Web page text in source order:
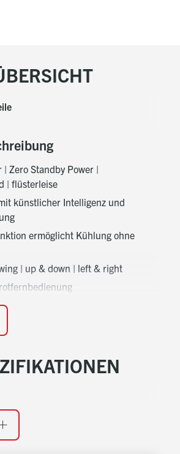
| Zero Standby Power |
| flüsterleise
künstlicher Intelligenz und
ermöglicht Kühlung ohne
| up & down | left & right
| Entfeuchten | Lüften
sichtbar | 4 Ventilatorstufen
und
und ON|OFF Kontakt